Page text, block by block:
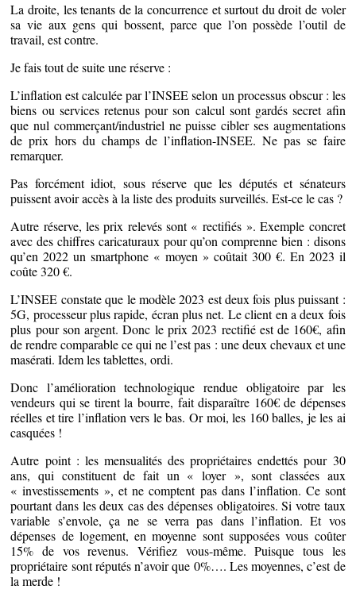
Ladroite, les tenants de la concurrence et surtout du droit de voler
sa vie aux gens qui bossent, parce que l’on possède l’outil de
travail, est contre.
Je fais tout de suite une réserve :
L’inflation est calculée par l’INSEE selon un processus obscur : les
biens ou services retenus pour son calcul sont gardés secret afin
que nul commerçant/industriel ne puisse cibler ses augmentations
de prix hors du champs de l’inflation-INSEE. Ne pas se faire
remarquer.
Pas forcément idiot, sous réserve que les députés et sénateurs
puissent avoir accès à la liste des produits surveillés. Est-ce le cas ?
Autre réserve, les prix relevés sont « rectifiés ». Exemple concret
avec des chiffres caricaturaux pour qu’on comprenne bien : disons
qu’en 2022 un smartphone « moyen » coûtait 300 €. En 2023 il
coûte 320 €.
L’INSEE constate que le modèle 2023 est deux fois plus puissant :
5G, processeur plus rapide, écran plus net. Le client en a deux fois
plus pour son argent. Donc le prix 2023 rectifié est de 160€, afin
de rendre comparable ce qui ne l’est pas : une deux chevaux et une
masérati. Idem les tablettes, ordi.
Donc l’amélioration technologique rendue obligatoire par les
vendeurs qui se tirent la bourre, fait disparaître 160€ de dépenses
réelles et tire l’inflation vers le bas. Or moi, les 160 balles, je les ai
casquées !
Autre point : les mensualités des propriétaires endettés pour 30
ans, qui constituent de fait un « loyer », sont classées aux
« investissements », et ne comptent pas dans l’inflation. Ce sont
pourtant dans les deux cas des dépenses obligatoires. Si votre taux
variable s’envole, ça ne se verra pas dans l’inflation. Et vos
dépenses de logement, en moyenne sont supposées vous coûter
15% de vos revenus. Vérifiez vous-même. Puisque tous les
propriétaire sont réputés n’avoir que 0%…. Les moyennes, c’est de
la merde !